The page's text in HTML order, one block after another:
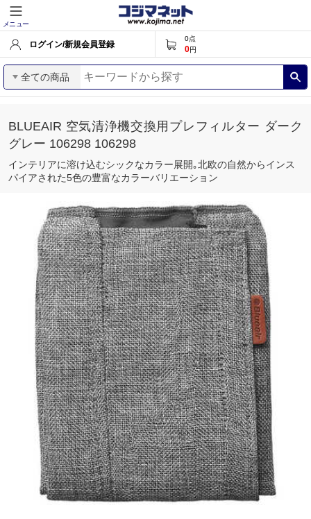
メニュー
ログイン/新規会員登録
0点
0円
全ての商品
BLUEAIR 空気清浄機交換用プレフィルター ダーク
グレー 106298 106298
インテリアに溶け込むシックなカラー展開｡北欧の自然からインス
パイアされた5色の豊富なカラーバリエーション